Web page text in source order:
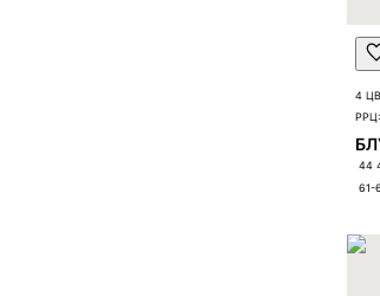
4
РРЦ:
44
61-